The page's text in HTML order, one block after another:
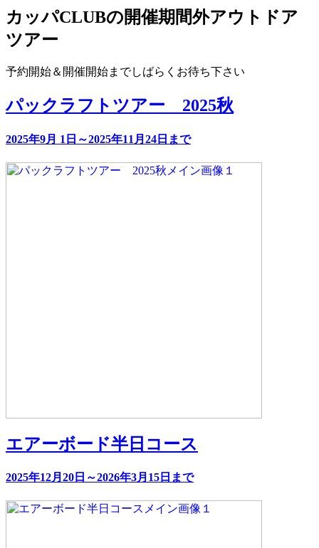
カッパCLUBの開催期間外アウトドア
ツアー
予約開始＆開催開始までしばらくお待ち下さい
パックラフトツアー 2025秋
2025年9月 1日～2025年11月24日まで
エアーボード半日コース
2025年12月20日～2026年3月15日まで